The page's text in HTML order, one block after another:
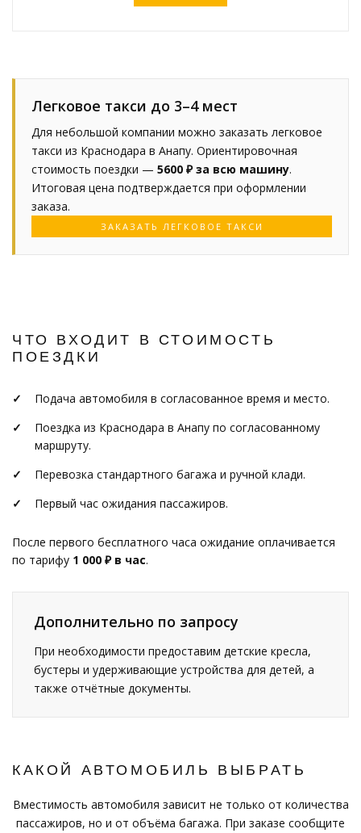
Легковое такси до 3–4 мест
Для небольшой компании можно заказать легковое
такси из Краснодара в Анапу. Ориентировочная
стоимость поездки — 5600 ₽ за всю машину.
Итоговая цена подтверждается при оформлении
заказа.
ЗАКАЗАТЬ ЛЕГКОВОЕ ТАКСИ
ЧТО ВХОДИТ В СТОИМОСТЬ
ПОЕЗДКИ
Подача автомобиля в согласованное время и место.
Поездка из Краснодара в Анапу по согласованному
маршруту.
Перевозка стандартного багажа и ручной клади.
Первый час ожидания пассажиров.
После первого бесплатного часа ожидание оплачивается
по тарифу 1 000 ₽ в час.
Дополнительно по запросу
При необходимости предоставим детские кресла,
бустеры и удерживающие устройства для детей, а
также отчётные документы.
КАКОЙ АВТОМОБИЛЬ ВЫБРАТЬ
Вместимость автомобиля зависит не только от количества
пассажиров, но и от объёма багажа. При заказе сообщите